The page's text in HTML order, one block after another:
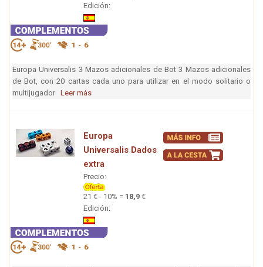
Edición:
Europa Universalis 3 Mazos adicionales de Bot 3 Mazos adicionales
de Bot, con 20 cartas cada uno para utilizar en el modo solitario o
multijugador Leer más
Europa
Universalis Dados
extra
Precio:
21 € - 10% = 18,9 €
Edición: